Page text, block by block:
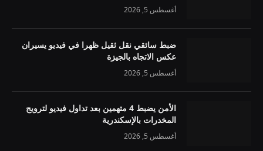
أغسطس 5, 2026
ضبط سائقي نقل ثقيل ظهرا في فيديو يسيران
عكس الاتجاه بالجيزة
أغسطس 5, 2026
الأمن يضبط 4 متهمين بعد تداول فيديو لترويج
المخدرات بالإسكندرية
أغسطس 5, 2026